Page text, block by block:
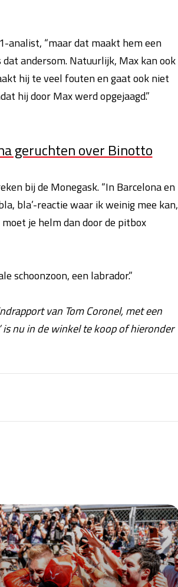
analist, “maar dat maakt hem een
andersom. Natuurlijk, Max kan ook
hij te veel fouten en gaat ook niet
hij door Max werd opgejaagd.”
geruchten over Binotto
bij de Monegask. “In Barcelona en
bla’-reactie waar ik weinig mee kan,
je helm dan door de pitbox
schoonzoon, een labrador.”
van Tom Coronel, met een
is nu in de winkel te koop of hieronder